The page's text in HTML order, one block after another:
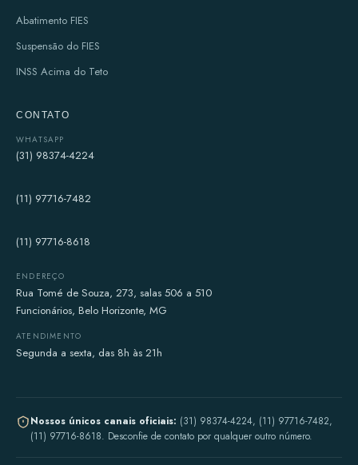
Abatimento FIES
Suspensão do FIES
INSS Acima do Teto
CONTATO
WHATSAPP
(31) 98374-4224
(11) 97716-7482
(11) 97716-8618
ENDEREÇO
Rua Tomé de Souza, 273, salas 506 a 510
Funcionários, Belo Horizonte, MG
ATENDIMENTO
Segunda a sexta, das 8h às 21h
Nossos únicos canais oficiais: (31) 98374-4224, (11) 97716-7482,
(11) 97716-8618. Desconfie de contato por qualquer outro número.